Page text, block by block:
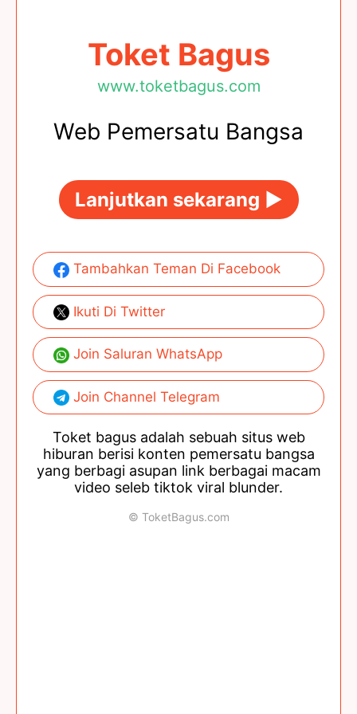
Toket Bagus
www.toketbagus.com
Web Pemersatu Bangsa
Lanjutkan sekarang ►
Tambahkan Teman Di Facebook
Ikuti Di Twitter
Join Saluran WhatsApp
Join Channel Telegram
Toket bagus adalah sebuah situs web
hiburan berisi konten pemersatu bangsa
yang berbagi asupan link berbagai macam
video seleb tiktok viral blunder.
© ToketBagus.com